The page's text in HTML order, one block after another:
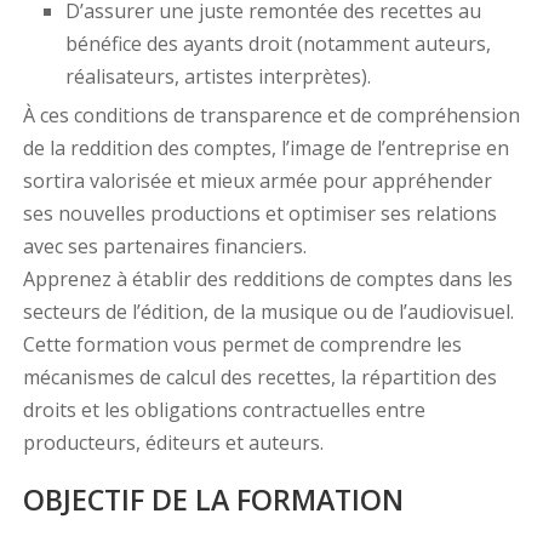
D’assurer une juste remontée des recettes au
bénéfice des ayants droit (notamment auteurs,
réalisateurs, artistes interprètes).
À ces conditions de transparence et de compréhension
de la reddition des comptes, l’image de l’entreprise en
sortira valorisée et mieux armée pour appréhender
ses nouvelles productions et optimiser ses relations
avec ses partenaires financiers.
Apprenez à établir des redditions de comptes dans les
secteurs de l’édition, de la musique ou de l’audiovisuel.
Cette formation vous permet de comprendre les
mécanismes de calcul des recettes, la répartition des
droits et les obligations contractuelles entre
producteurs, éditeurs et auteurs.
OBJECTIF DE LA FORMATION